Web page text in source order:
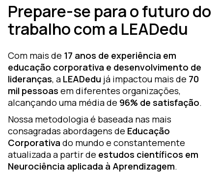
Prepare-se para o futuro do
trabalho com a LEADedu
Com mais de 17 anos de experiência em
educação corporativa e desenvolvimento de
lideranças, a LEADedu já impactou mais de 70
mil pessoas em diferentes organizações,
alcançando uma média de 96% de satisfação.
Nossa metodologia é baseada nas mais
consagradas abordagens de Educação
Corporativa do mundo e constantemente
atualizada a partir de estudos científicos em
Neurociência aplicada à Aprendizagem.